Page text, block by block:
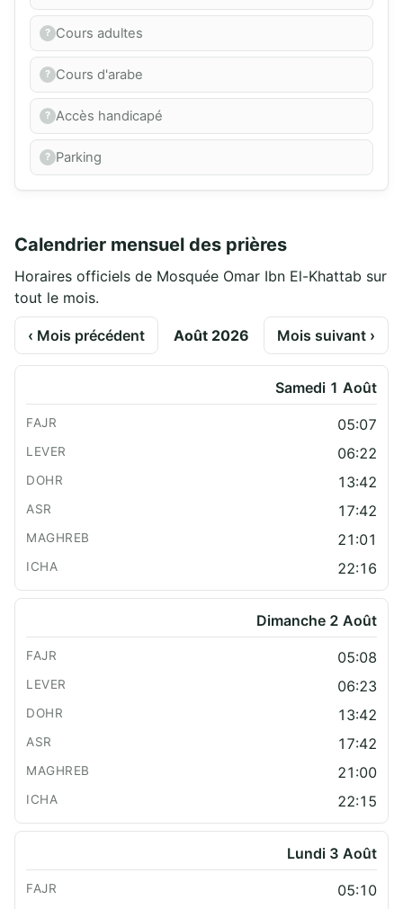
Cours adultes
Cours d'arabe
Accès handicapé
Parking
Calendrier mensuel des prières
Horaires officiels de Mosquée Omar Ibn El-Khattab sur
tout le mois.
‹ Mois précédent Août 2026 Mois suivant ›
Samedi 1 Août
05:07
06:22
13:42
17:42
21:01
22:16
Dimanche 2 Août
05:08
06:23
13:42
17:42
21:00
22:15
Lundi 3 Août
05:10